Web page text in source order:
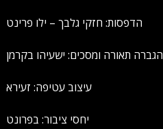
הדפסות: חזקי גלבך – ילו פרינט
הגברה תאורה ומסכים: ישעיהו בקרמן
עיצוב עטיפה: זעירא
יחסי ציבור: בפרונט